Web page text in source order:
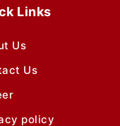
Links
Us
Us
policy